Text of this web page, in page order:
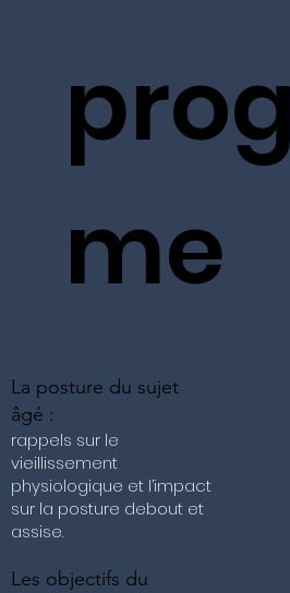
me
La posture du sujet
âgé :
rappels sur le
vieillissement
physiologique et l’impact
sur la posture debout et
assise.
Les objectifs du